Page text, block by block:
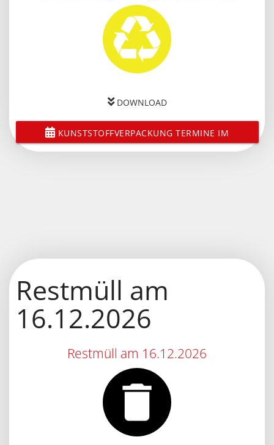
DOWNLOAD
KUNSTSTOFFVERPACKUNG TERMINE IM
KALENDER SPEICHERN
Restmüll am
16.12.2026
Restmüll am 16.12.2026